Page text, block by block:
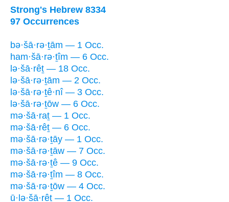
Strong's Hebrew 8334
97 Occurrences
bə·šā·rə·ṯām — 1 Occ.
ham·šā·rə·ṯîm — 6 Occ.
lə·šā·rêṯ — 18 Occ.
lə·šā·rə·ṯām — 2 Occ.
lə·šā·rə·ṯê·nî — 3 Occ.
lə·šā·rə·ṯōw — 6 Occ.
mə·šā·raṯ — 1 Occ.
mə·šā·rêṯ — 6 Occ.
mə·šā·rə·ṯāy — 1 Occ.
mə·šā·rə·ṯāw — 7 Occ.
mə·šā·rə·ṯê — 9 Occ.
mə·šā·rə·ṯîm — 8 Occ.
mə·šā·rə·ṯōw — 4 Occ.
ū·lə·šā·rêṯ — 1 Occ.